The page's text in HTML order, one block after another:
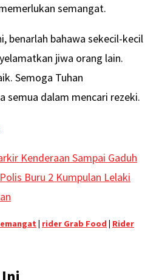
semangat.
benarlah bahawa sekecil-kecil
jiwa orang lain.
Semoga Tuhan
semua dalam mencari rezeki.
Kenderaan Sampai Gaduh
Buru 2 Kumpulan Lelaki
| rider Grab Food | Rider